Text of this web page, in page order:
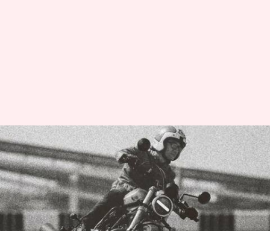
అతి చౌకగా లభిస్తున్న భారతదేశంలో
రూపొందిన హార్లే-డేవిడ్సన్ బైక్
వ్రాసిన వారు Nishkala Sathivada Apr 05, 2023 05:48 pm
ఈ వార్తాకథనం ఏంటి